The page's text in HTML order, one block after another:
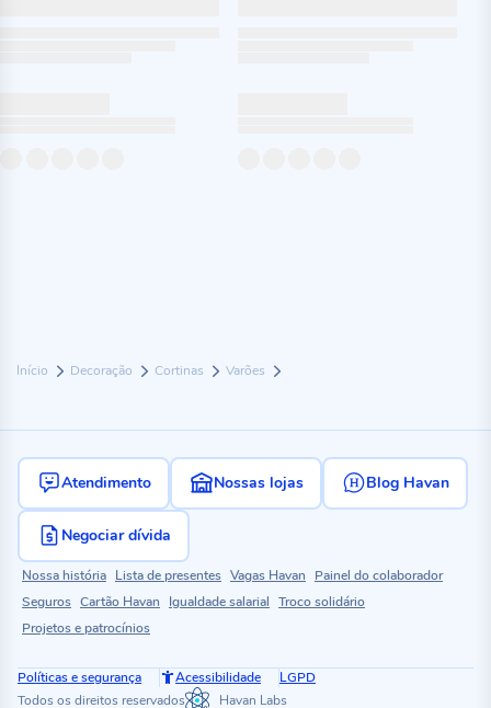
Início Decoração Cortinas Varões
Atendimento Nossas lojas Blog Havan
Negociar dívida
Nossa história Lista de presentes Vagas Havan
Painel do colaborador
Seguros Cartão Havan Igualdade salarial Troco solidário
Projetos e patrocínios
Políticas e segurança Acessibilidade
LGPD
Todos os direitos reservados
Havan Labs